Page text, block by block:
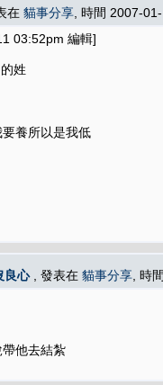
在 貓事分享 , 時間 2007-
03:52pm 編輯]
姓
養所以是我低
良心 , 發表在 貓事分享 , 時
他去結紮